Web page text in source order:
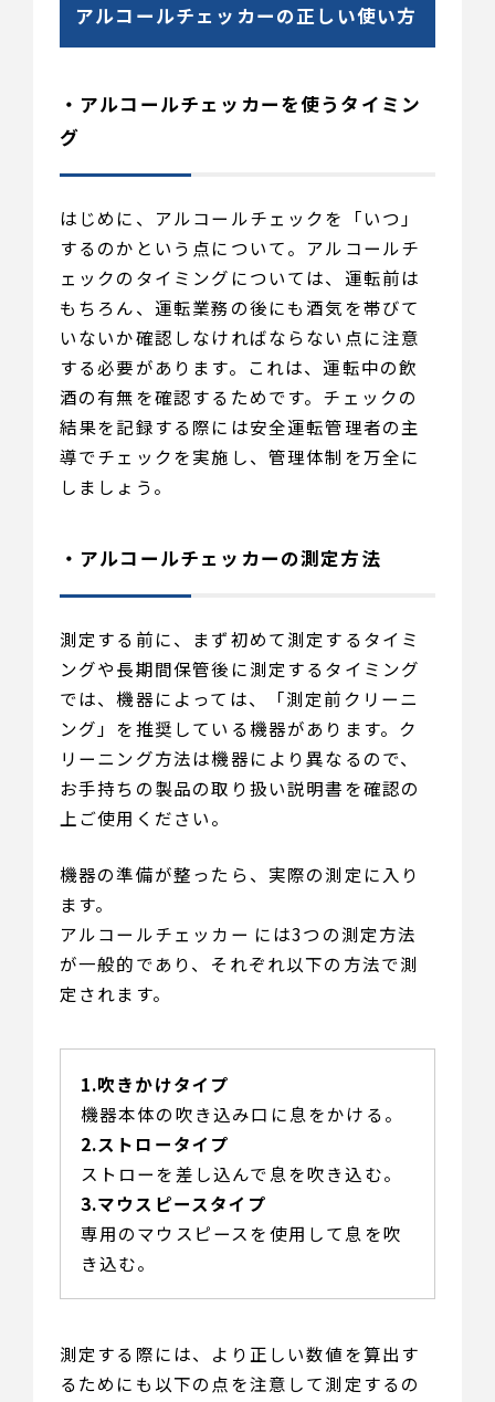
アルコールチェッカーの正しい使い方
・アルコールチェッカーを使うタイミン
グ
はじめに、アルコールチェックを「いつ」
するのかという点について。アルコールチ
ェックのタイミングについては、運転前は
もちろん、運転業務の後にも酒気を帯びて
いないか確認しなければならない点に注意
する必要があります。これは、運転中の飲
酒の有無を確認するためです。チェックの
結果を記録する際には安全運転管理者の主
導でチェックを実施し、管理体制を万全に
しましょう。
・アルコールチェッカーの測定方法
測定する前に、まず初めて測定するタイミ
ングや長期間保管後に測定するタイミング
では、機器によっては、「測定前クリーニ
ング」を推奨している機器があります。ク
リーニング方法は機器により異なるので、
お手持ちの製品の取り扱い説明書を確認の
上ご使用ください。
機器の準備が整ったら、実際の測定に入り
ます。
アルコールチェッカー には3つの測定方法
が一般的であり、それぞれ以下の方法で測
定されます。
1.吹きかけタイプ
機器本体の吹き込み口に息をかける。
2.ストロータイプ
ストローを差し込んで息を吹き込む。
3.マウスピースタイプ
専用のマウスピースを使用して息を吹
き込む。
測定する際には、より正しい数値を算出す
るためにも以下の点を注意して測定するの